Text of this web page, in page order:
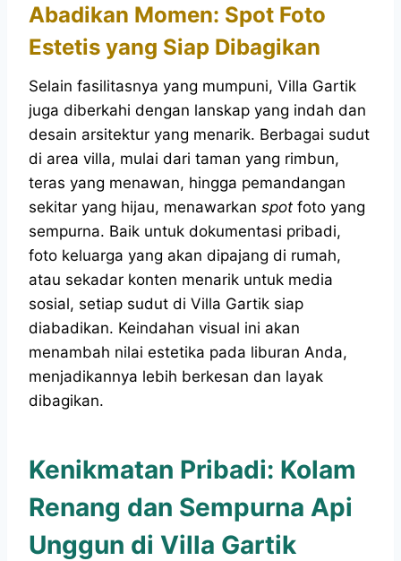
Abadikan Momen: Spot Foto
Estetis yang Siap Dibagikan
Selain fasilitasnya yang mumpuni, Villa Gartik
juga diberkahi dengan lanskap yang indah dan
desain arsitektur yang menarik. Berbagai sudut
di area villa, mulai dari taman yang rimbun,
teras yang menawan, hingga pemandangan
sekitar yang hijau, menawarkan spot foto yang
sempurna. Baik untuk dokumentasi pribadi,
foto keluarga yang akan dipajang di rumah,
atau sekadar konten menarik untuk media
sosial, setiap sudut di Villa Gartik siap
diabadikan. Keindahan visual ini akan
menambah nilai estetika pada liburan Anda,
menjadikannya lebih berkesan dan layak
dibagikan.
Kenikmatan Pribadi: Kolam
Renang dan Sempurna Api
Unggun di Villa Gartik